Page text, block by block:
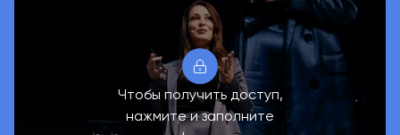
Чтобы получить доступ,
нажмите и заполните